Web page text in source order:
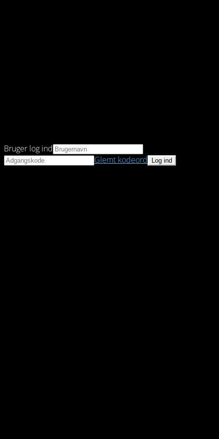
Bruger log ind
Glemt kodeord